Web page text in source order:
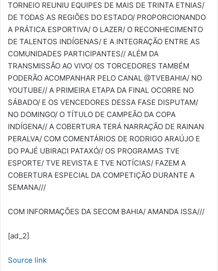
TORNEIO REUNIU EQUIPES DE MAIS DE TRINTA ETNIAS/
DE TODAS AS REGIÕES DO ESTADO/ PROPORCIONANDO
A PRÁTICA ESPORTIVA/ O LAZER/ O RECONHECIMENTO
DE TALENTOS INDÍGENAS/ E A INTEGRAÇÃO ENTRE AS
COMUNIDADES PARTICIPANTES// ALÉM DA
TRANSMISSÃO AO VIVO/ OS TORCEDORES TAMBÉM
PODERÃO ACOMPANHAR PELO CANAL @TVEBAHIA/ NO
YOUTUBE// A PRIMEIRA ETAPA DA FINAL OCORRE NO
SÁBADO/ E OS VENCEDORES DESSA FASE DISPUTAM/
NO DOMINGO/ O TÍTULO DE CAMPEÃO DA COPA
INDÍGENA// A COBERTURA TERÁ NARRAÇÃO DE RAINAN
PERALVA/ COM COMENTÁRIOS DE RODRIGO ARAÚJO E
DO PAJÉ UBIRACI PATAXÓ// OS PROGRAMAS TVE
ESPORTE/ TVE REVISTA E TVE NOTÍCIAS/ FAZEM A
COBERTURA ESPECIAL DA COMPETIÇÃO DURANTE A
SEMANA///
COM INFORMAÇÕES DA SECOM BAHIA/ AMANDA ISSA///
[ad_2]
Source link